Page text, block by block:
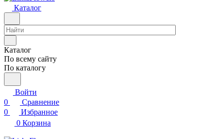
Каталог
Каталог
По всему сайту
По каталогу
Войти
0
Сравнение
0
Избранное
0 Корзина